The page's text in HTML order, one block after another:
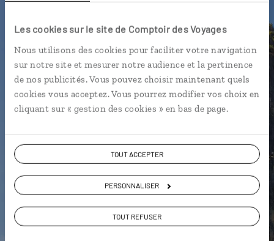
Les cookies sur le site de Comptoir des Voyages
Nous utilisons des cookies pour faciliter votre navigation
sur notre site et mesurer notre audience et la pertinence
de nos publicités. Vous pouvez choisir maintenant quels
cookies vous acceptez. Vous pourrez modifier vos choix en
cliquant sur « gestion des cookies » en bas de page.
TOUT ACCEPTER
PERSONNALISER
TOUT REFUSER
Luciole,
l'appli qui vous guide en
Thaïlande
L’itinéraire vers votrefloat house
en 1 clic
Notre sélection de stands destreet
Les plus beauxwatgéolocalisés
L'album souvenirs à composer
vous-même